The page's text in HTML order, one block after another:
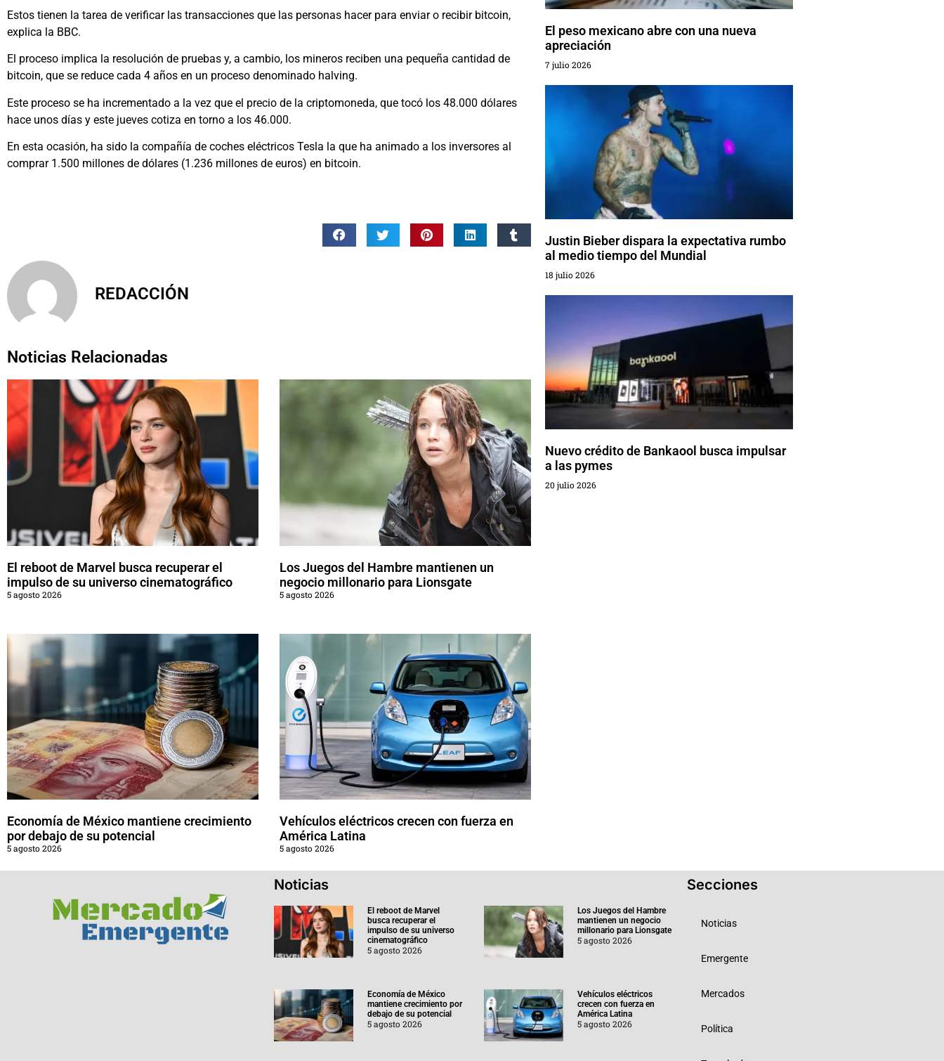
Estos tienen la tarea de verificar las transacciones que las personas hacer para enviar o recibir bitcoin,
explica la BBC.
El proceso implica la resolución de pruebas y, a cambio, los mineros reciben una pequeña cantidad de
bitcoin, que se reduce cada 4 años en un proceso denominado halving.
Este proceso se ha incrementado a la vez que el precio de la criptomoneda, que tocó los 48.000 dólares
hace unos días y este jueves cotiza en torno a los 46.000.
En esta ocasión, ha sido la compañía de coches eléctricos Tesla la que ha animado a los inversores al
comprar 1.500 millones de dólares (1.236 millones de euros) en bitcoin.
REDACCIÓN
Noticias Relacionadas
El reboot de Marvel busca recuperar el
impulso de su universo cinematográfico
5 agosto 2026
Los Juegos del Hambre mantienen un
negocio millonario para Lionsgate
5 agosto 2026
Economía de México mantiene crecimiento
por debajo de su potencial
5 agosto 2026
Vehículos eléctricos crecen con fuerza en
América Latina
5 agosto 2026
El peso mexicano abre con una nueva
apreciación
7 julio 2026
Justin Bieber dispara la expectativa rumbo
al medio tiempo del Mundial
18 julio 2026
Nuevo crédito de Bankaool busca impulsar
a las pymes
20 julio 2026
Noticias
El reboot de Marvel
busca recuperar el
impulso de su universo
cinematográfico
5 agosto 2026
Los Juegos del Hambre
mantienen un negocio
millonario para Lionsgate
5 agosto 2026
Economía de México
mantiene crecimiento por
debajo de su potencial
5 agosto 2026
Vehículos eléctricos
crecen con fuerza en
América Latina
5 agosto 2026
Secciones
Noticias
Emergente
Mercados
Política